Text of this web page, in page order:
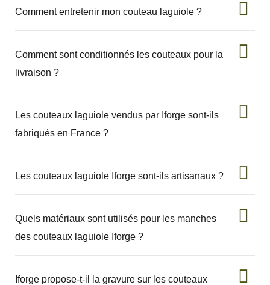
Comment entretenir mon couteau laguiole ?
Comment sont conditionnés les couteaux pour la
livraison ?
Les couteaux laguiole vendus par Iforge sont-ils
fabriqués en France ?
Les couteaux laguiole Iforge sont-ils artisanaux ?
Quels matériaux sont utilisés pour les manches
des couteaux laguiole Iforge ?
Iforge propose-t-il la gravure sur les couteaux